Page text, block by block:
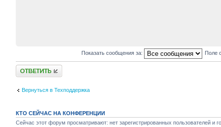
Показать сообщения за: Поле
Ответить
Вернуться в Техподдержка
КТО СЕЙЧАС НА КОНФЕРЕНЦИИ
Сейчас этот форум просматривают: нет зарегистрированных пользователей и